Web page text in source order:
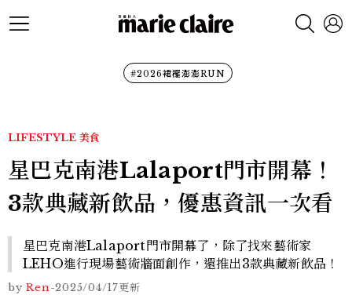
#2026裙襬澎澎RUN
LIFESTYLE 美食
星巴克南港Lalaport門市開幕！
3款典藏新飲品，優惠資訊一次看
星巴克南港Lalaport門市開幕了，除了找來藝術家
LEHO進行現場藝術牆面創作，還推出3款典藏新飲品！
by Ren-2025/04/17更新